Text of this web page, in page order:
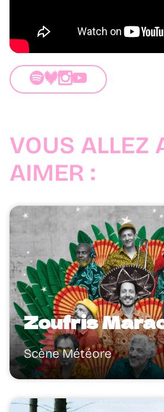
VOUS ALLEZ
AIMER :
Zoufris
Scène Météore